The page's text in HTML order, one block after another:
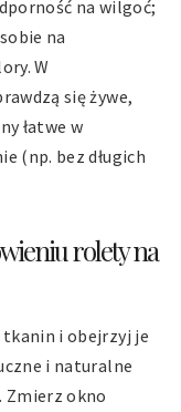
na wilgoć;
na
W
się żywe,
łatwe w
(np. bez długich
rolety na
i obejrzyj je
i naturalne
Zmierz okno